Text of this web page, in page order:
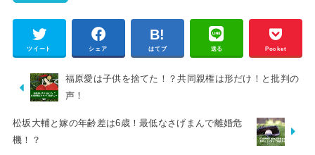
ツイート シェア はてブ 送る Pocket
福原愛は子供を捨てた！？共同親権は形だけ！と批判の
声！
松坂大輔と嫁の年齢差は6歳！最低なさげまんで離婚危
機！？